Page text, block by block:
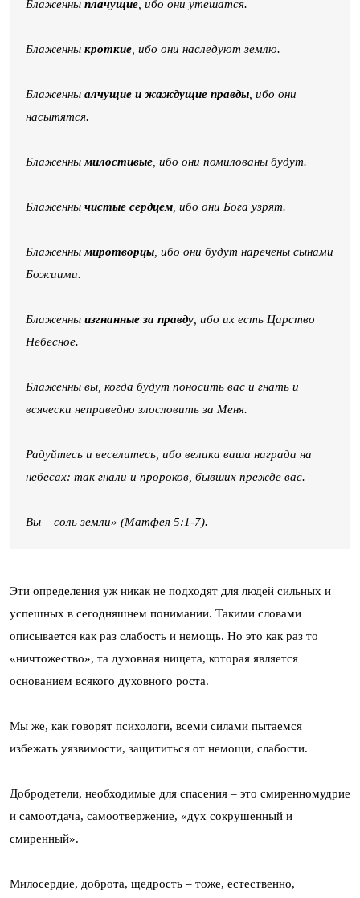
Блаженны плачущие , ибо они утешатся.
Блаженны кроткие , ибо они наследуют землю.
Блаженны алчущие и жаждущие правды , ибо они
насытятся.
Блаженны милостивые , ибо они помилованы будут.
Блаженны чистые сердцем , ибо они Бога узрят.
Блаженны миротворцы , ибо они будут наречены сынами
Божиими.
Блаженны изгнанные за правду , ибо их есть Царство
Небесное.
Блаженны вы, когда будут поносить вас и гнать и
всячески неправедно злословить за Меня.
Радуйтесь и веселитесь, ибо велика ваша награда на
небесах: так гнали и пророков, бывших прежде вас.
Вы – соль земли» (Матфея 5:1-7).
Эти определения уж никак не подходят для людей сильных и
успешных в сегодняшнем понимании. Такими словами
описывается как раз слабость и немощь. Но это как раз то
«ничтожество», та духовная нищета, которая является
основанием всякого духовного роста.
Мы же, как говорят психологи, всеми силами пытаемся
избежать уязвимости, защититься от немощи, слабости.
Добродетели, необходимые для спасения – это смиренномудрие
и самоотдача, самоотвержение, «дух сокрушенный и
смиренный».
Милосердие, доброта, щедрость – тоже, естественно,